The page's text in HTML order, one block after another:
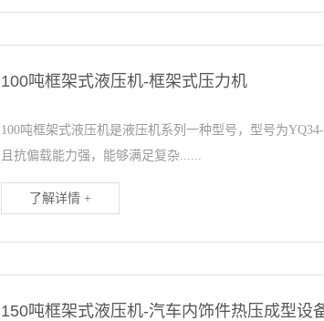
100吨框架式液压机-框架式压力机
100吨框架式液压机是液压机系列一种型号，型号为
且抗偏载能力强，能够满足复杂......
了解详情 +
150吨框架式液压机-汽车内饰件热压成型设